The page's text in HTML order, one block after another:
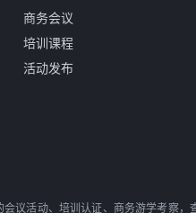
商务会议
培训课程
活动发布
议活动、培训认证、商务游学考察